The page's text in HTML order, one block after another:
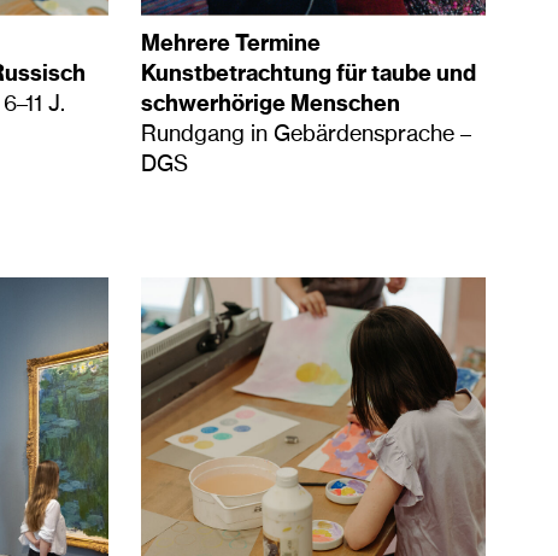
J.
Mehrere Termine
Kunstbetrachtung für taube und
schwerhörige Menschen
Rundgang in Gebärdensprache –
DGS